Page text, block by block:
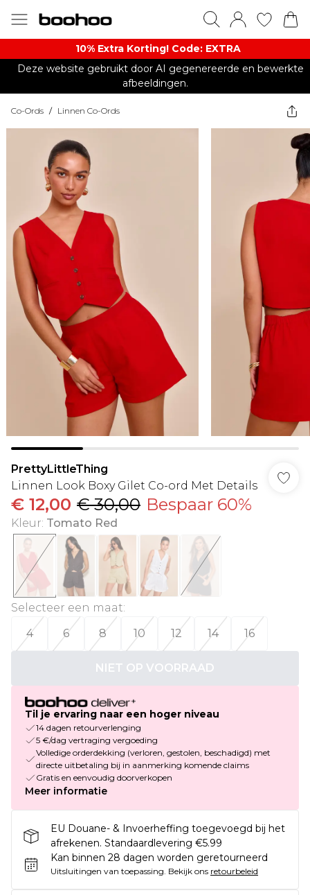
10% Extra Korting! Code: EXTRA​
Deze website gebruikt door AI gegenereerde en bewerkte
afbeeldingen.
Co-Ords / Linnen Co-Ords
PrettyLittleThing
Linnen Look Boxy Gilet Co-ord Met Details
€ 12,00 € 30,00 Bespaar 60%
Kleur: Tomato Red
Selecteer een maat:
4
6 8 10 12 14 16
NIET OP VOORRAAD
Til je ervaring naar een hoger niveau
14 dagen retourverlenging
5 €/dag vertraging vergoeding
Volledige orderdekking (verloren, gestolen, beschadigd) met
directe uitbetaling bij in aanmerking komende claims
Gratis en eenvoudig doorverkopen
Meer informatie
EU Douane- & Invoerheffing toegevoegd bij het
afrekenen. Standaardlevering €5.99
Kan binnen 28 dagen worden geretourneerd
Uitsluitingen van toepassing. Bekijk ons retourbeleid